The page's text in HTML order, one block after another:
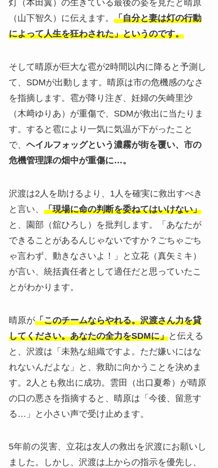
灯（本田翼）の生きている最後の姿を見たと晴原
（山下智久）に伝えます。 「自分と妻は灯の行動
によって人生を狂わされた」というのです。
そして晴原が巨大な雹が2時間以内に降ると予測し
て、SDMが出動します。晴原は市の危機感のなさ
を指摘します。雹が降り注ぎ、妊婦の矢崎里沙
（木﨑ゆりあ）が重傷で、SDMが救出に当たりま
す。すると雹により一気に気温が下がったこと
で、 ヘイルフォッグという濃霧が街を覆い、市の
危機管理課の畑中が重傷に…。
沢渡は2人を助けるより、1人を確実に救出すべき
と言い、 「現場に命の判断を委ねてはいけない」
と、園部（舘ひろし）を批判します。「あなたが
できることがあるんじゃないですか？ごちゃごち
ゃ言わず、動きなさいよ！」と立花（真矢ミキ）
が言い、統括責任者として適任だと思っていたこ
とがわかります。
晴原が「このチームならやれる。沢渡さん力を貸
してください。あなたの全力をSDMに」と伝える
と、沢渡は「未熟な組織ですよ。ただ嫌いにはな
れないんだよな」と、救助に向かうことを決めま
す。2人とも救出に成功。雲田（出口夏希）が晴原
の口の悪さを指摘すると、晴原は「今後、留意す
る…」と小さい声で受け止めます。
5年前の災害、立花は友人の救出を沢渡にお願いし
ました。しかし、沢渡は上からの指示を優先し、